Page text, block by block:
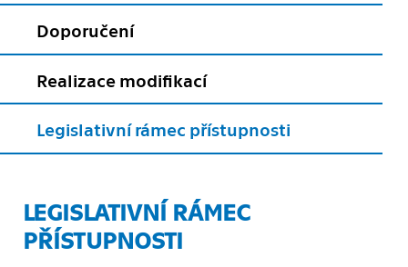
Doporučení
Realizace modifikací
Legislativní rámec přístupnosti
LEGISLATIVNÍ RÁMEC
PŘÍSTUPNOSTI